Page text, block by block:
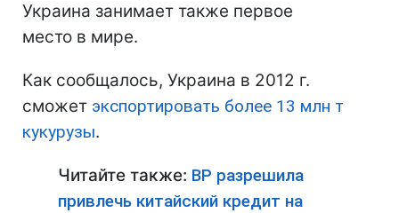
Украина занимает также первое
место в мире.
Как сообщалось, Украина в 2012 г.
сможет экспортировать более 13 млн т
кукурузы.
Читайте также: ВР разрешила
привлечь китайский кредит на